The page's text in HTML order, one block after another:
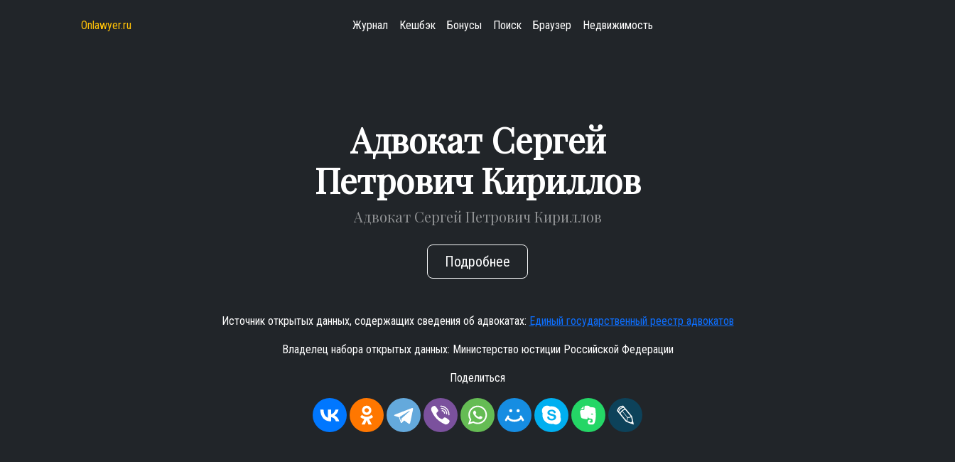
Onlawyer.ru Журнал Кешбэк Бонусы Поиск Браузер Недвижимость
Адвокат Сергей
Петрович Кириллов
Адвокат Сергей Петрович Кириллов
Подробнее
Источник открытых данных, содержащих сведения об адвокатах: Единый государственный реестр адвокатов
Владелец набора открытых данных: Министерство юстиции Российской Федерации
Поделиться